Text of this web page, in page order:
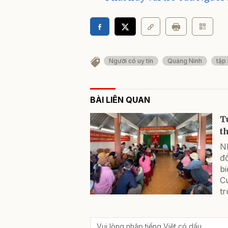
Người có uy tín Quảng Ninh tập
BÀI LIÊN QUAN